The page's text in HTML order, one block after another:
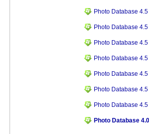
Photo Database
Photo Database
Photo Database
Photo Database
Photo Database
Photo Database
Photo Database
Photo Database